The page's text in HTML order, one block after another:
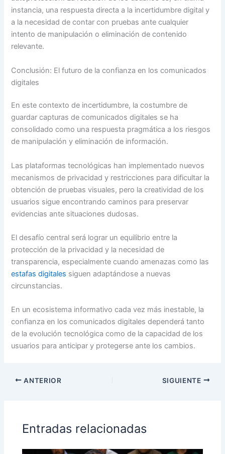
instancia, una respuesta directa a la incertidumbre digital y
a la necesidad de contar con pruebas ante cualquier
intento de manipulación o eliminación de contenido
relevante.
Conclusión: El futuro de la confianza en los comunicados
digitales
En este contexto de incertidumbre, la costumbre de
guardar capturas de comunicados digitales se ha
consolidado como una respuesta pragmática a los riesgos
de manipulación y eliminación de información.
Las plataformas tecnológicas han implementado nuevos
mecanismos de privacidad y restricciones para dificultar la
obtención de pruebas visuales, pero la creatividad de los
usuarios sigue encontrando caminos para preservar
evidencias ante situaciones dudosas.
El desafío central será lograr un equilibrio entre la
protección de la privacidad y la necesidad de
transparencia, especialmente cuando amenazas como las
estafas digitales siguen adaptándose a nuevas
circunstancias.
En un ecosistema informativo cada vez más inestable, la
confianza en los comunicados digitales dependerá tanto
de la evolución tecnológica como de la capacidad de los
usuarios para anticipar y protegerse ante los cambios.
ANTERIOR SIGUIENTE
Entradas relacionadas